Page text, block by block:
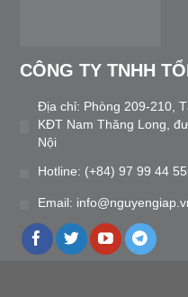
CÔNG TY TNHH
Địa chỉ: Phòng 209-210,
KĐT Nam Thăng Long,
Nội
Hotline: (+84) 97 99 44
Email: